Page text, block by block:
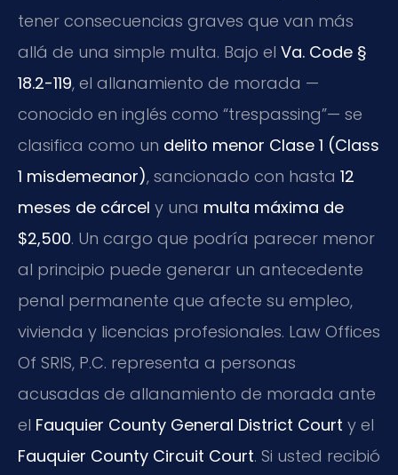
tener consecuencias graves que van más
allá de una simple multa. Bajo el Va. Code §
18.2-119, el allanamiento de morada —
conocido en inglés como “trespassing”— se
clasifica como un delito menor Clase 1 (Class
1 misdemeanor), sancionado con hasta 12
meses de cárcel y una multa máxima de
$2,500. Un cargo que podría parecer menor
al principio puede generar un antecedente
penal permanente que afecte su empleo,
vivienda y licencias profesionales. Law Offices
Of SRIS, P.C. representa a personas
acusadas de allanamiento de morada ante
el Fauquier County General District Court y el
Fauquier County Circuit Court. Si usted recibió